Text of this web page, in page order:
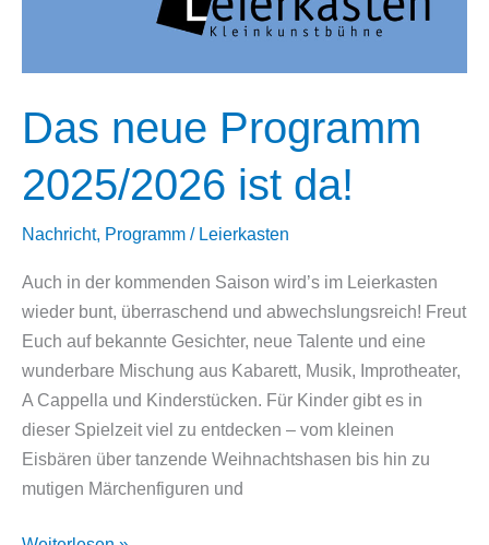
Das neue Programm
2025/2026 ist da!
Nachricht, Programm / Leierkasten
Auch in der kommenden Saison wird’s im Leierkasten
wieder bunt, überraschend und abwechslungsreich! Freut
Euch auf bekannte Gesichter, neue Talente und eine
wunderbare Mischung aus Kabarett, Musik, Improtheater,
A Cappella und Kinderstücken. Für Kinder gibt es in
dieser Spielzeit viel zu entdecken – vom kleinen
Eisbären über tanzende Weihnachtshasen bis hin zu
mutigen Märchenfiguren und